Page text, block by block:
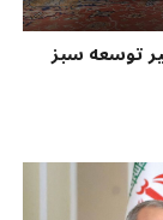
توسعه سبز